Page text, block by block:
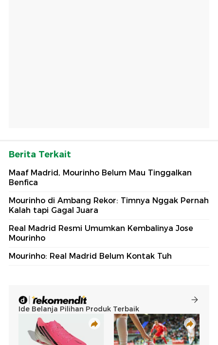
Berita Terkait
Maaf Madrid, Mourinho Belum Mau Tinggalkan
Benfica
Mourinho di Ambang Rekor: Timnya Nggak Pernah
Kalah tapi Gagal Juara
Real Madrid Resmi Umumkan Kembalinya Jose
Mourinho
Mourinho: Real Madrid Belum Kontak Tuh